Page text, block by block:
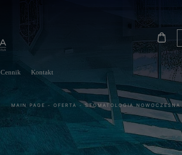
Cennik Kontakt
MAIN PAGE - OFERTA - STOMATOLOGIA NOWOCZESNA